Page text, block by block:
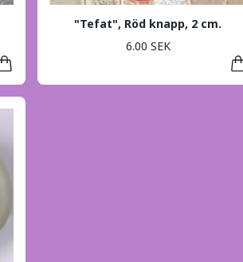
"Tefat", Röd knapp, 2 cm.
6.00 SEK